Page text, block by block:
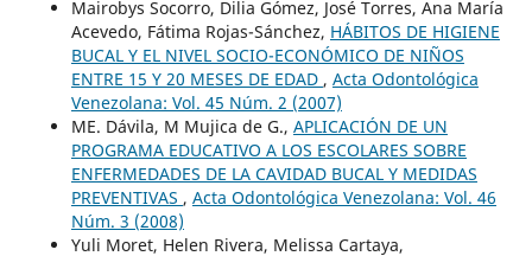
Mairobys Socorro, Dilia Gómez, José Torres, Ana María
Acevedo, Fátima Rojas-Sánchez, HÁBITOS DE HIGIENE
BUCAL Y EL NIVEL SOCIO-ECONÓMICO DE NIÑOS
ENTRE 15 Y 20 MESES DE EDAD , Acta Odontológica
Venezolana: Vol. 45 Núm. 2 (2007)
ME. Dávila, M Mujica de G., APLICACIÓN DE UN
PROGRAMA EDUCATIVO A LOS ESCOLARES SOBRE
ENFERMEDADES DE LA CAVIDAD BUCAL Y MEDIDAS
PREVENTIVAS , Acta Odontológica Venezolana: Vol. 46
Núm. 3 (2008)
Yuli Moret, Helen Rivera, Melissa Cartaya,